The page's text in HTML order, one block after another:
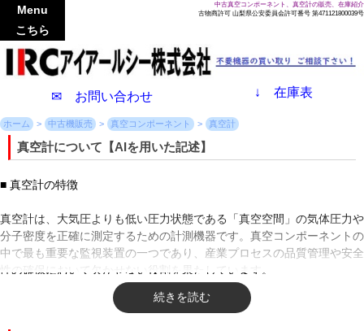
中古真空コンポーネント、真空計の販売、在庫紹介
古物商許可 山梨県公安委員会許可番号 第471121800039号
✉ お問い合わせ ↓ 在庫表
Menu
こちら
ホーム 中古機販売 真空コンポーネント 真空計
真空計について【AIを用いた記述】
■ 真空計の特徴
真空計は、大気圧よりも低い圧力状態である「真空空間」の気体圧力や
分子密度を正確に測定するための計測機器です。真空コンポーネントの
中で最も重要な監視装置の一つであり、産業プロセスの品質管理や安全
性の確保において欠かせない役割を果たしています。
真空計の最大の物理的特徴は、測定対象となる圧力範囲が非常に広い点